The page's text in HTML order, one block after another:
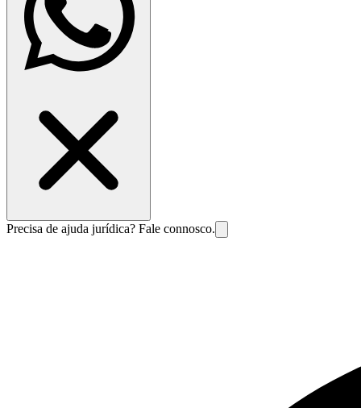
Precisa de ajuda jurídica? Fale connosco.